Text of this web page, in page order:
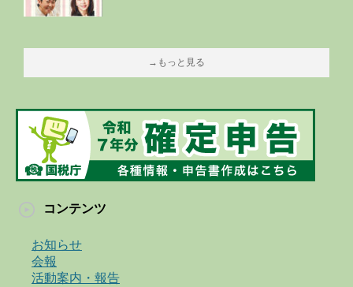
→もっと見る
コンテンツ
お知らせ
会報
活動案内・報告